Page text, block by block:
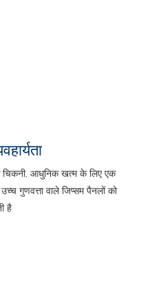
आधुनिक खत्म के लिए एक
गुणवत्ता वाले जिप्सम पैनलों को
है